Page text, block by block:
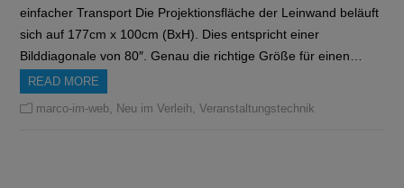
einfacher Transport Die Projektionsfläche der Leinwand beläuft
sich auf 177cm x 100cm (BxH). Dies entspricht einer
Bilddiagonale von 80″. Genau die richtige Größe für einen…
READ MORE
marco-im-web
Neu im Verleih ,Veranstaltungstechnik